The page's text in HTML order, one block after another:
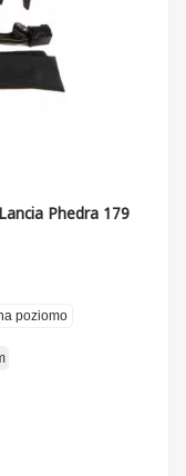
Phedra 179
poziomo